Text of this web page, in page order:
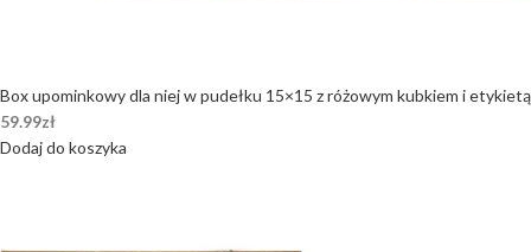
Box upominkowy dla niej w pudełku 15×15 z różowym kubkiem i etykietą
59.99zł
Dodaj do koszyka